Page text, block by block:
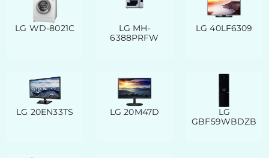
LG WD-8021C
LG MH-
6388PRFW
LG 40LF6309
LG 20EN33TS LG 20M47D
LG
GBF59WBDZB